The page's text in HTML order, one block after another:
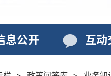
息公开 互动